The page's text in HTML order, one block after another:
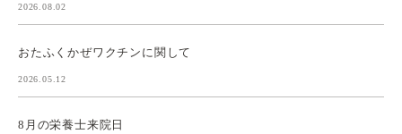
2026.08.02
おたふくかぜワクチンに関して
2026.05.12
8月の栄養士来院日